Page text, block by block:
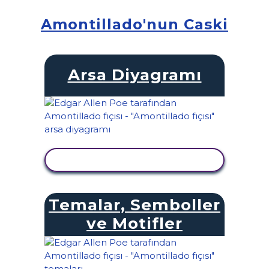
Amontillado'nun Caski
Arsa Diyagramı
Temalar, Semboller
ve Motifler